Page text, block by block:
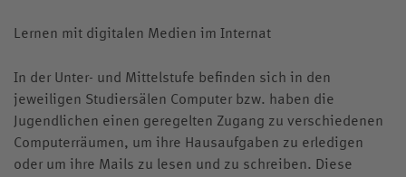
Lernen mit digitalen Medien im Internat
In der Unter- und Mittelstufe befinden sich in den
jeweiligen Studiersälen Computer bzw. haben die
Jugendlichen einen geregelten Zugang zu verschiedenen
Computerräumen, um ihre Hausaufgaben zu erledigen
oder um ihre Mails zu lesen und zu schreiben. Diese